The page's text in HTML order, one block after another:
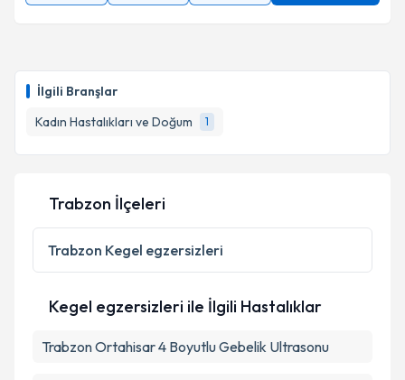
İlgili Branşlar
Kadın Hastalıkları ve Doğum
1
Trabzon İlçeleri
Trabzon Kegel egzersizleri
Kegel egzersizleri ile İlgili Hastalıklar
Trabzon Ortahisar 4 Boyutlu Gebelik Ultrasonu